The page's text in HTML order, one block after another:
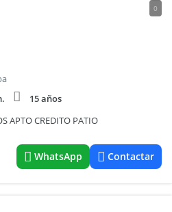
0
15 años
APTO CREDITO PATIO
WhatsApp Contactar